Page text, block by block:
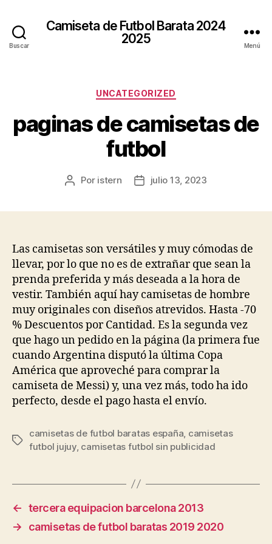
Buscar
Camiseta de Futbol Barata 2024
2025
Menú
Categorías
UNCATEGORIZED
paginas de camisetas de
futbol
Autor
Por istern
Fechajulio 13, 2023
Las camisetas son versátiles y muy cómodas de
llevar, por lo que no es de extrañar que sean la
prenda preferida y más deseada a la hora de
vestir. También aquí hay camisetas de hombre
muy originales con diseños atrevidos. Hasta -70
% Descuentos por Cantidad. Es la segunda vez
que hago un pedido en la página (la primera fue
cuando Argentina disputó la última Copa
América que aproveché para comprar la
camiseta de Messi) y, una vez más, todo ha ido
perfecto, desde el pago hasta el envío.
Etiquetas
camisetas de futbol baratas españa camisetas
futbol jujuy, camisetas futbol sin publicidad
← tercera equipacion barcelona 2013
→
camisetas de futbol baratas 2019 2020